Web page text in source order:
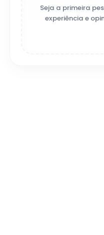
Seja a primeira
experiência e